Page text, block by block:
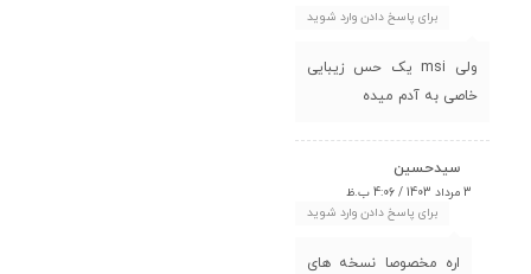
برای پاسخ دادن وارد شوید
ولی msi یک حس زیبایی
خاصی به آدم میده
سیدحسین
3 مرداد 1403 / 4:06 ب.ظ
برای پاسخ دادن وارد شوید
اره مخصوصا نسخه های